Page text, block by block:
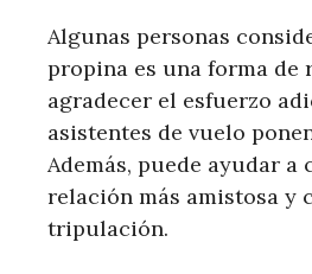
Algunas personas
propina es una forma de
agradecer el esfuerzo
asistentes de vuelo
Además, puede ayudar
relación más amistosa y
tripulación.